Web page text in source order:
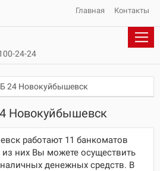
Главная Контакты
24-24
24 Новокуйбышевск
Новокуйбышевск
работают 11 банкоматов
них Вы можете осуществить
денежных средств. В